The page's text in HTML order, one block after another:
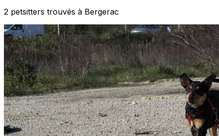
2 petsitters trouvés à Bergerac